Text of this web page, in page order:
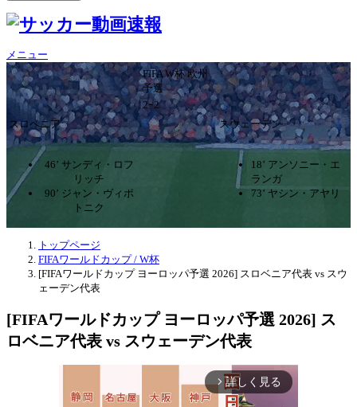
メニュー
FIFA W杯 欧州
予選
2ｰ2
スロベニア
スウェーデン
46’ サンディ・ロフ
リッチ
90’ ジャン・ヴィポ
トニク
18’ アンソニー・エ
ランガ
73’ ヤシン・アヤリ
トップページ
FIFAワールドカップ / W杯
[FIFAワールドカップ ヨーロッパ予選 2026] スロベニア代表 vs スウ
ェーデン代表
[FIFAワールドカップ ヨーロッパ予選 2026] ス
ロベニア代表 vs スウェーデン代表
arrow_forward_ios 詳しく見る